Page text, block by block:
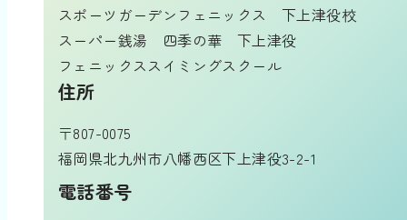
スポーツガーデンフェニックス 下上津役校
スーパー銭湯 四季の華 下上津役
フェニックススイミングスクール
住所
〒807-0075
福岡県北九州市八幡西区下上津役3-2-1
電話番号